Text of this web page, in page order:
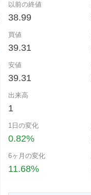
以前の終値
38.99
買値
39.31
安値
39.31
出来高
1
1日の変化
0.82%
6ヶ月の変化
11.68%